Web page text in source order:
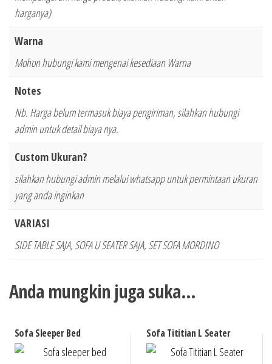
harganya)
Warna
Mohon hubungi kami mengenai kesediaan Warna
Notes
Nb. Harga belum termasuk biaya pengiriman, silahkan hubungi
admin untuk detail biaya nya.
Custom Ukuran?
silahkan hubungi admin melalui whatsapp untuk permintaan ukuran
yang anda inginkan
VARIASI
SIDE TABLE SAJA, SOFA U SEATER SAJA, SET SOFA MORDINO
Anda mungkin juga suka…
Sofa Sleeper Bed Sofa Tititian L Seater